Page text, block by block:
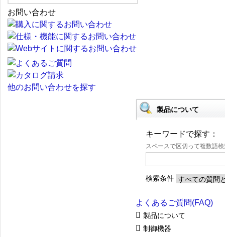
お問い合わせ
他のお問い合わせを探す
製品について
キーワードで探す：
スペースで区切って複数語
検索条件
よくあるご質問(FAQ)
製品について
制御機器